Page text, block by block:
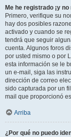
Me he registrado ¡y
Primero, verifique su
hay dos posibles
activado y cuando se
tendrá que seguir
cuenta. Algunos foros
por usted mismo o por
esta información se le
un e-mail, siga las
dirección de correo
sido capturada por un
mail que proporcionó
Arriba
¿Por qué no puedo